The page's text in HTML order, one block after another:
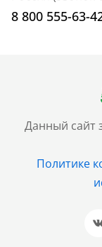
Данный сайт
Политике
8 800 555-63-
+7 (499)
Санкт-
+7 (812)
Барнаул
+7 (961)
Новосибирск